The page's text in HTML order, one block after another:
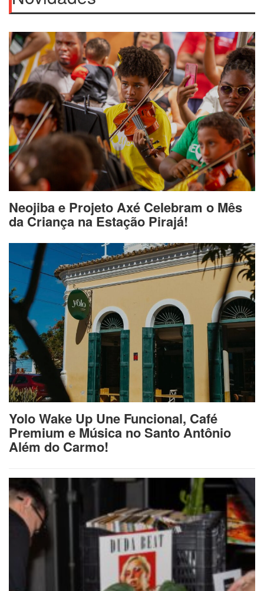
Neojiba e Projeto Axé Celebram o Mês
da Criança na Estação Pirajá!
Yolo Wake Up Une Funcional, Café
Premium e Música no Santo Antônio
Além do Carmo!